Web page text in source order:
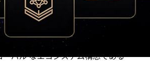
ていたフィジカル AI のトレーニング
、Generalist、LTX、Runway、
バル なエコシステム構想である